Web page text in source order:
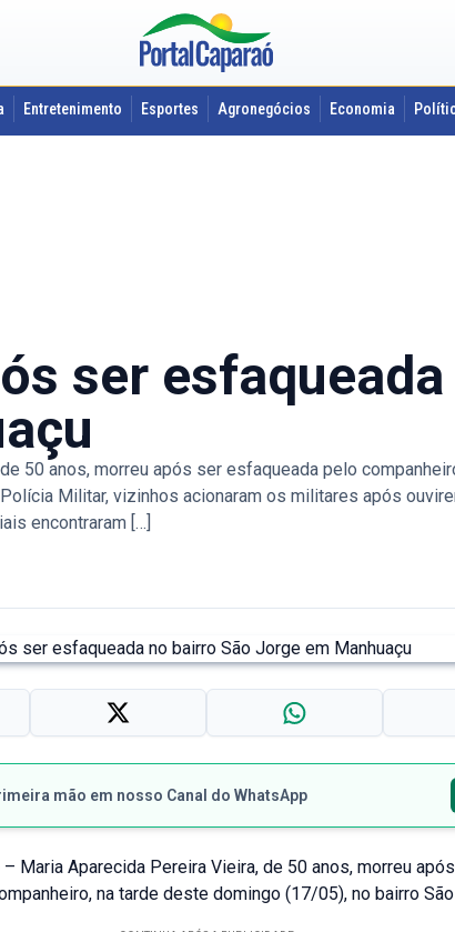
Entretenimento Esportes Agronegócios Economia
ser
50 anos, morreu após ser esfaqueada pelo
Militar, vizinhos acionaram os militares após
encontraram […]
mão em nosso Canal do WhatsApp
– Maria Aparecida Pereira Vieira, de 50 anos, morreu
na tarde deste domingo (17/05), no bairro